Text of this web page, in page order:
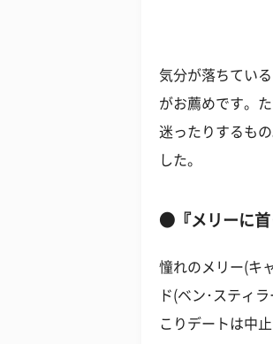
気分が落ちてい
がお薦めです。
迷ったりするも
した。
●『メリーに首
憧れのメリー(キ
ド(ベン･スティ
こりデートは中